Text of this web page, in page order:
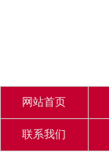
网站首页
联系我们